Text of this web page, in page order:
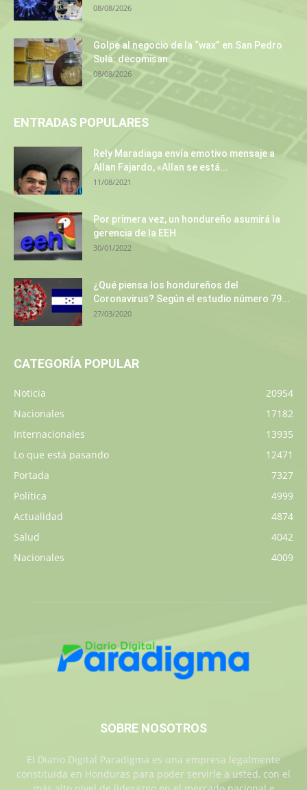
08/08/2026
Golpe al negocio de la “wax” en San Pedro
Sula: decomisan...
08/08/2026
ENTRADAS POPULARES
Rely Maradiaga envía emotivo mensaje a
Allan Fajardo, «Allan se está...
11/08/2021
Por primera vez, un hondureño asumirá la
gerencia de la EEH
30/01/2022
¿Qué piensa los hondureños del
Coronavirus? Según el estudio número 79...
27/03/2020
CATEGORÍA POPULAR
Noticia
20954
Nacionales
17182
Internacionales
13935
Lo que está pasando
12471
Portada
7327
Política
4999
Actualidad
4874
Salud
4042
Nacionales
4009
SOBRE NOSOTROS
El Diario Digital Paradigma es una empresa legalmente
constituida en Honduras para poder servirle a usted, con el